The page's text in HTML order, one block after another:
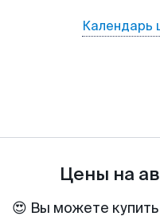
Календарь
Цены на
😍 Вы можете